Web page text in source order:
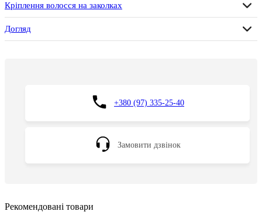
Кріплення волосся на заколках
Догляд
+380 (97) 335-25-40
Замовити дзвінок
Рекомендовані товари